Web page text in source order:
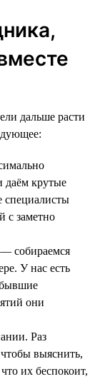
дальше расти
даём крутые
специалисты
с заметно
собираемся
У нас есть
бывшие
они
Раз
выяснить,
их беспокоит,